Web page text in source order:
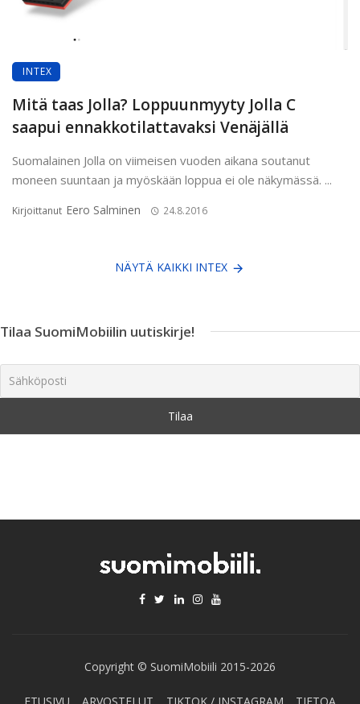
INTEX
Mitä taas Jolla? Loppuunmyyty Jolla C
saapui ennakkotilattavaksi Venäjällä
Suomalainen Jolla on viimeisen vuoden aikana soutanut
moneen suuntaan ja myöskään loppua ei ole näkymässä. ...
Kirjoittanut Eero Salminen 24.8.2016
NÄYTÄ KAIKKI INTEX
Tilaa SuomiMobiilin uutiskirje!
Copyright © SuomiMobiili 2015-2026